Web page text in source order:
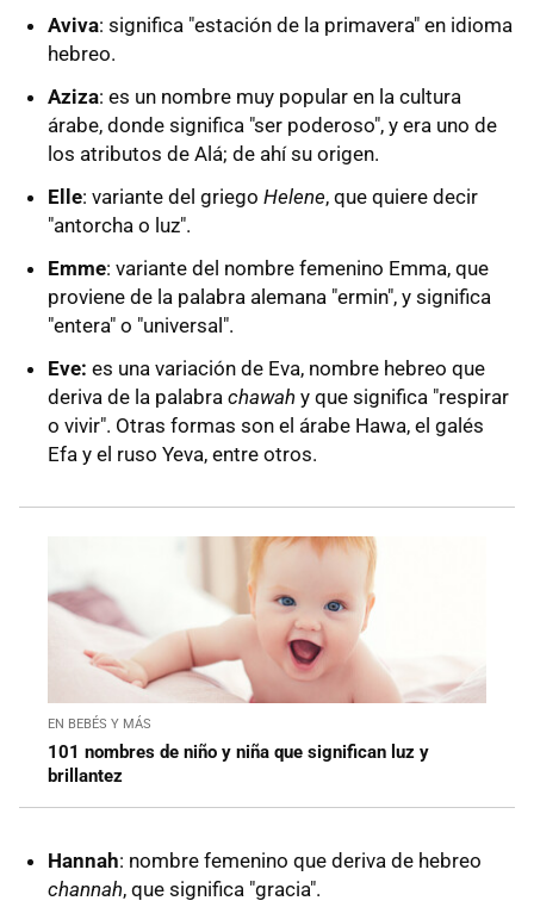
Aviva: significa "estación de la primavera" en idioma
hebreo.
Aziza: es un nombre muy popular en la cultura
árabe, donde significa "ser poderoso", y era uno de
los atributos de Alá; de ahí su origen.
Elle: variante del griego Helene, que quiere decir
"antorcha o luz".
Emme: variante del nombre femenino Emma, que
proviene de la palabra alemana "ermin", y significa
"entera" o "universal".
Eve: es una variación de Eva, nombre hebreo que
deriva de la palabra chawah y que significa "respirar
o vivir". Otras formas son el árabe Hawa, el galés
Efa y el ruso Yeva, entre otros.
EN BEBÉS Y MÁS
101 nombres de niño y niña que significan luz y
brillantez
Hannah: nombre femenino que deriva de hebreo
channah, que significa "gracia".